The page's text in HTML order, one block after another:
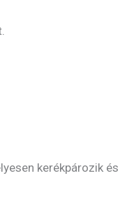
kerékpározik